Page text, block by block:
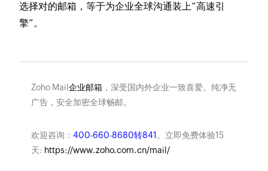
选择对的邮箱，等于为企业全球沟通装上“高速引
擎”。
Zoho Mail企业邮箱，深受国内外企业一致喜爱。纯净无
广告，安全加密全球畅邮。
欢迎咨询： 400-660-8680转841 。立即免费体验15
天: https://www.zoho.com.cn/mail/